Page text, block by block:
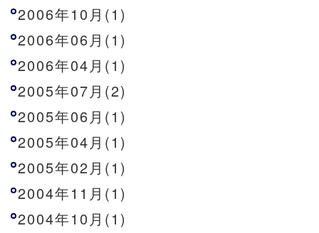
2006年10月(1)
2006年06月(1)
2006年04月(1)
2005年07月(2)
2005年06月(1)
2005年04月(1)
2005年02月(1)
2004年11月(1)
2004年10月(1)